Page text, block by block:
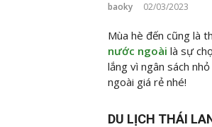
baoky 02/03/2023
Mùa hè đến cũng là
nước ngoài là sự
lắng vì ngân sách
ngoài giá rẻ nhé!
DU LỊCH THÁI